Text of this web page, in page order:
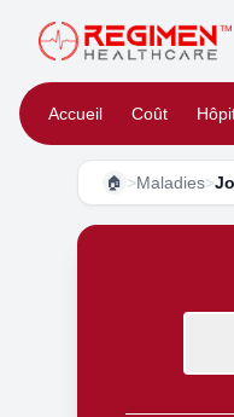
Accueil Coût
🏠 >Maladies>